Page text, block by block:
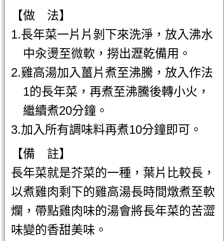
【做 法】
1.長年菜一片片剝下來洗淨，放入沸水
中汆燙至微軟，撈出瀝乾備用。
2.雞高湯加入薑片煮至沸騰，放入作法
1的長年菜，再煮至沸騰後轉小火，
繼續煮20分鐘。
3.加入所有調味料再煮10分鐘即可。
【備 註】
長年菜就是芥菜的一種，葉片比較長，
以煮雞肉剩下的雞高湯長時間燉煮至軟
爛，帶點雞肉味的湯會將長年菜的苦澀
味變的香甜美味。